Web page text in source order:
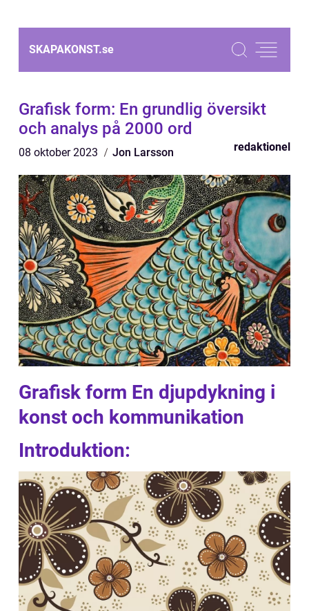
SKAPAKONST.se
Grafisk form: En grundlig översikt
och analys på 2000 ord
08 oktober 2023 Jon Larsson redaktionel
Grafisk form En djupdykning i
konst och kommunikation
Introduktion: